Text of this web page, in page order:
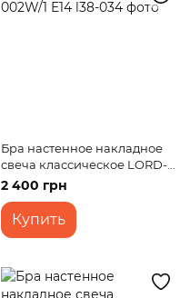
Бра настенное накладное
свеча классическое LORD-
002W/1 E14
2 400 грн
Купить